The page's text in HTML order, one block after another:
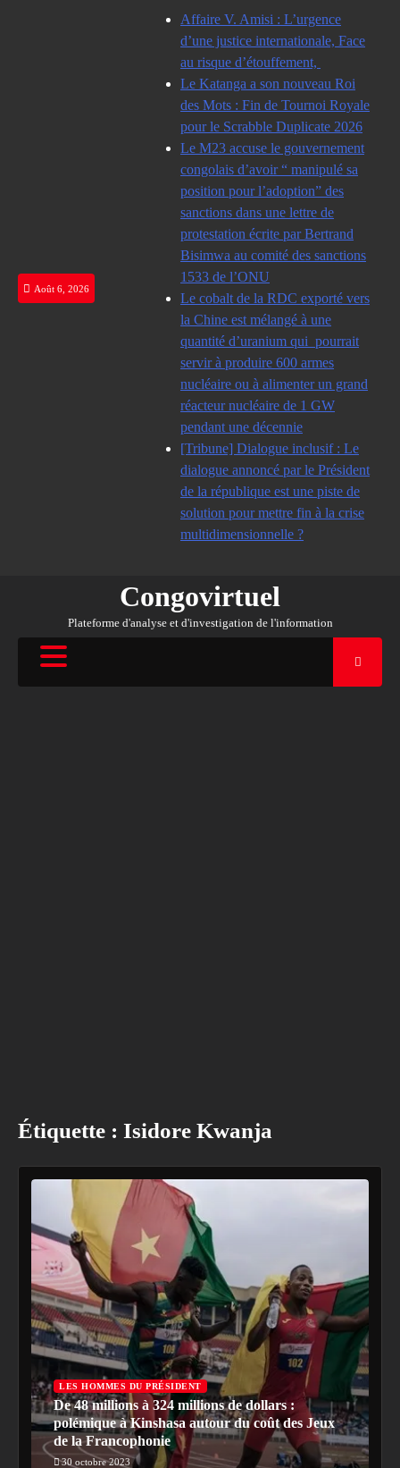
Août 6, 2026
Affaire V. Amisi : L’urgence
d’une justice internationale, Face
au risque d’étouffement,
Le Katanga a son nouveau Roi
des Mots : Fin de Tournoi Royale
pour le Scrabble Duplicate 2026
Le M23 accuse le gouvernement
congolais d’avoir “ manipulé sa
position pour l’adoption” des
sanctions dans une lettre de
protestation écrite par Bertrand
Bisimwa au comité des sanctions
1533 de l’ONU
Le cobalt de la RDC exporté vers
la Chine est mélangé à une
quantité d’uranium qui pourrait
servir à produire 600 armes
nucléaire ou à alimenter un grand
réacteur nucléaire de 1 GW
pendant une décennie
[Tribune] Dialogue inclusif : Le
dialogue annoncé par le Président
de la république est une piste de
solution pour mettre fin à la crise
multidimensionnelle ?
Congovirtuel
Plateforme d'analyse et d'investigation de l'information
Étiquette : Isidore Kwanja
LES HOMMES DU PRÉSIDENT
De 48 millions à 324 millions de dollars :
polémique à Kinshasa autour du coût des Jeux
de la Francophonie
30 octobre 2023